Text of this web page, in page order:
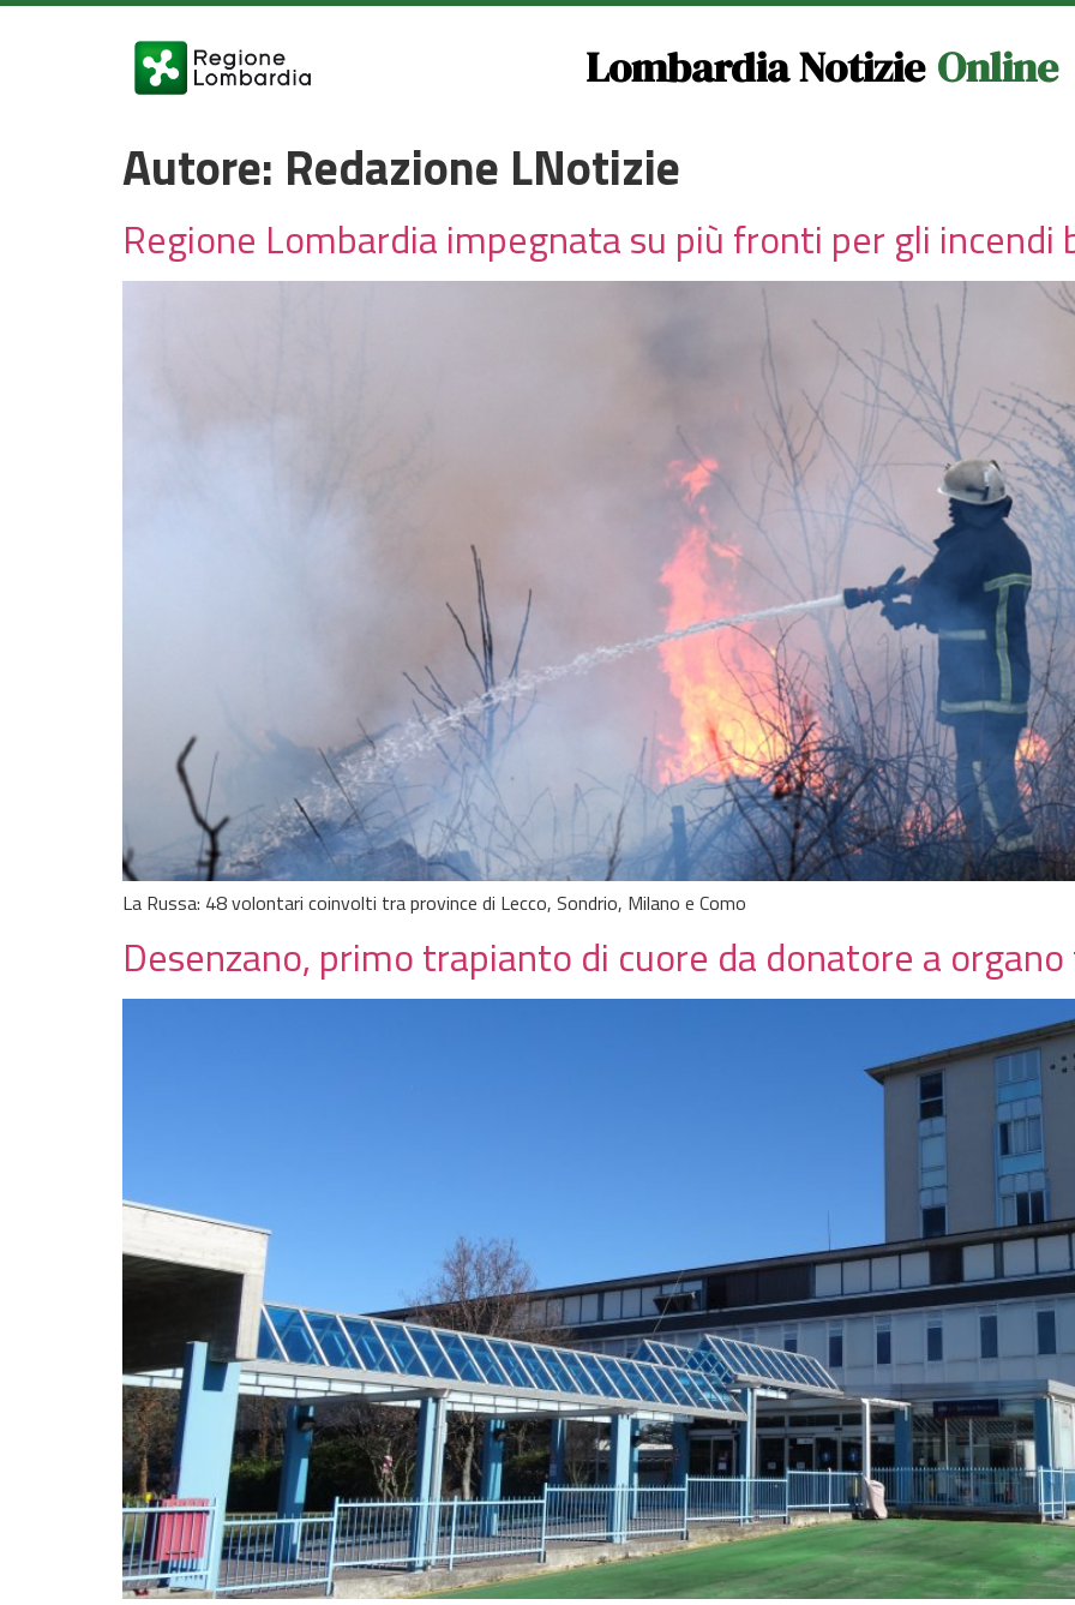
Lombardia Notizie Online
Autore: Redazione LNotizie
Regione Lombardia impegnata su più fronti per gli incendi
La Russa: 48 volontari coinvolti tra province di Lecco, Sondrio, Milano e Como
Desenzano, primo trapianto di cuore da donatore a